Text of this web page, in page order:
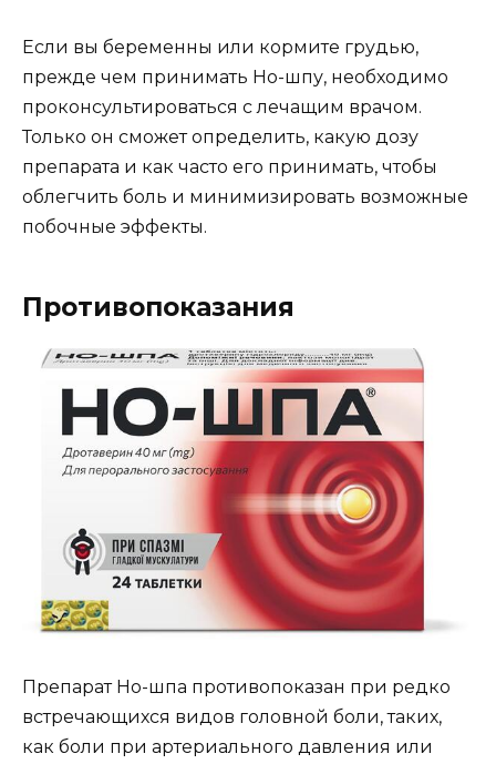
Если вы беременны или кормите грудью,
прежде чем принимать Но-шпу, необходимо
проконсультироваться с лечащим врачом.
Только он сможет определить, какую дозу
препарата и как часто его принимать, чтобы
облегчить боль и минимизировать возможные
побочные эффекты.
Противопоказания
Препарат Но-шпа противопоказан при редко
встречающихся видов головной боли, таких,
как боли при артериального давления или